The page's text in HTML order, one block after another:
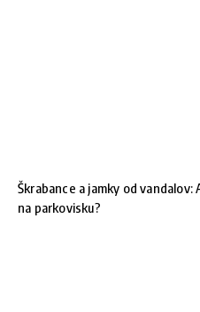
Škrabance a jamky od
na parkovisku?